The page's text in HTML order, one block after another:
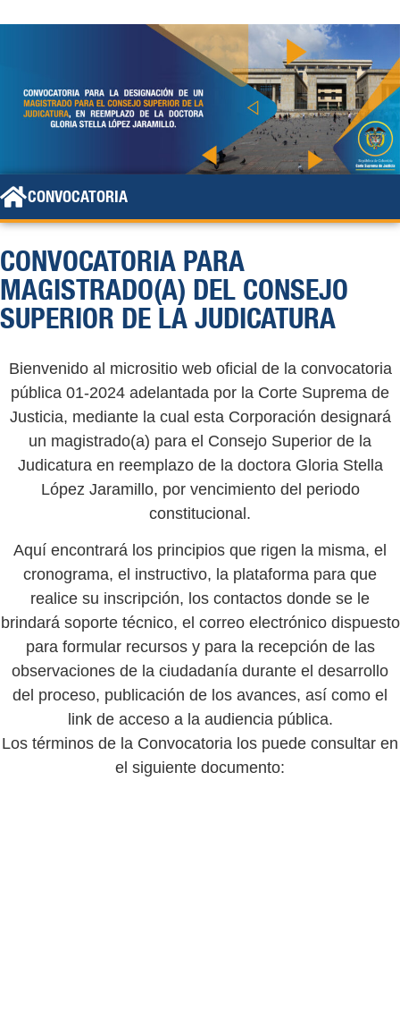
CONVOCATORIA
CONVOCATORIA PARA
MAGISTRADO(A) DEL CONSEJO
SUPERIOR DE LA JUDICATURA
Bienvenido al micrositio web oficial de la convocatoria
pública 01-2024 adelantada por la Corte Suprema de
Justicia, mediante la cual esta Corporación designará
un magistrado(a) para el Consejo Superior de la
Judicatura en reemplazo de la doctora Gloria Stella
López Jaramillo, por vencimiento del periodo
constitucional.
Aquí encontrará los principios que rigen la misma, el
cronograma, el instructivo, la plataforma para que
realice su inscripción, los contactos donde se le
brindará soporte técnico, el correo electrónico dispuesto
para formular recursos y para la recepción de las
observaciones de la ciudadanía durante el desarrollo
del proceso, publicación de los avances, así como el
link de acceso a la audiencia pública.
Los términos de la Convocatoria los puede consultar en
el siguiente documento: